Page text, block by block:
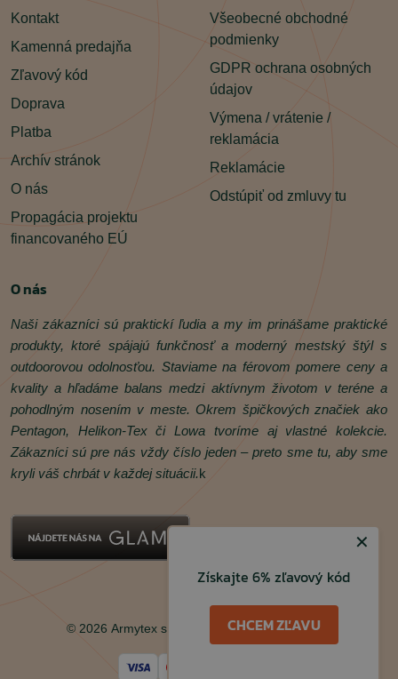
Kontakt
Kamenná predajňa
Zľavový kód
Doprava
Platba
Archív stránok
O nás
Propagácia projektu
financovaného EÚ
Všeobecné obchodné
podmienky
GDPR ochrana osobných
údajov
Výmena / vrátenie /
reklamácia
Reklamácie
Odstúpiť od zmluvy tu
O nás
Naši zákazníci sú praktickí ľudia a my im prinášame praktické
produkty, ktoré spájajú funkčnosť a moderný mestský štýl s
outdoorovou odolnosťou. Staviame na férovom pomere ceny a
kvality a hľadáme balans medzi aktívnym životom v teréne a
pohodlným nosením v meste. Okrem špičkových značiek ako
Pentagon, Helikon‑Tex či Lowa tvoríme aj vlastné kolekcie.
Zákazníci sú pre nás vždy číslo jeden – preto sme tu, aby sme
kryli váš chrbát v každej situácii.k
Facebook
Instagram
© 2026 Armytex s.r.o. Všetky práva vyhradené.
✕
Získajte 6% zľavový kód
CHCEM ZĽAVU